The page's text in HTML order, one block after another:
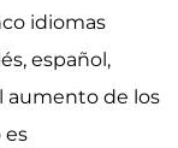
idiomas
español,
aumento de los
es